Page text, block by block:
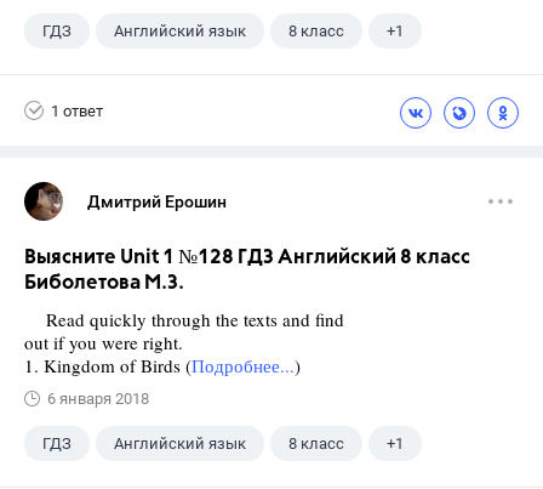
ГДЗ Английский язык 8 класс +1
1 ответ
Дмитрий Ерошин
Выясните Unit 1 №128 ГДЗ Английский 8 класс
Биболетова М.З.
Read quickly through the texts and find
out if you were right.
1. Kingdom of Birds (Подробнее...)
6 января 2018
ГДЗ Английский язык 8 класс +1